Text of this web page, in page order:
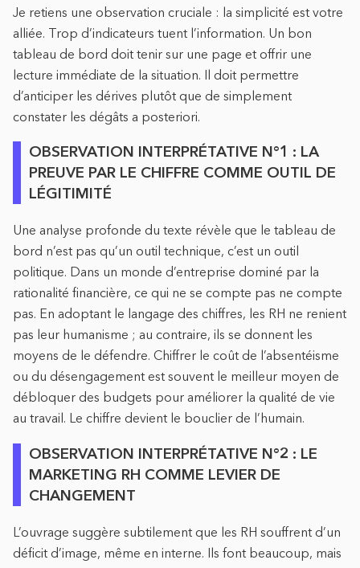
Je retiens une observation cruciale : la simplicité est votre
alliée. Trop d’indicateurs tuent l’information. Un bon
tableau de bord doit tenir sur une page et offrir une
lecture immédiate de la situation. Il doit permettre
d’anticiper les dérives plutôt que de simplement
constater les dégâts a posteriori.
OBSERVATION INTERPRÉTATIVE N°1 : LA
PREUVE PAR LE CHIFFRE COMME OUTIL DE
LÉGITIMITÉ
Une analyse profonde du texte révèle que le tableau de
bord n’est pas qu’un outil technique, c’est un outil
politique. Dans un monde d’entreprise dominé par la
rationalité financière, ce qui ne se compte pas ne compte
pas. En adoptant le langage des chiffres, les RH ne renient
pas leur humanisme ; au contraire, ils se donnent les
moyens de le défendre. Chiffrer le coût de l’absentéisme
ou du désengagement est souvent le meilleur moyen de
débloquer des budgets pour améliorer la qualité de vie
au travail. Le chiffre devient le bouclier de l’humain.
OBSERVATION INTERPRÉTATIVE N°2 : LE
MARKETING RH COMME LEVIER DE
CHANGEMENT
L’ouvrage suggère subtilement que les RH souffrent d’un
déficit d’image, même en interne. Ils font beaucoup, mais